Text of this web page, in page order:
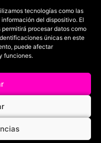
tecnologías como las
del dispositivo. El
procesar datos como
únicas en este
puede afectar
funciones.